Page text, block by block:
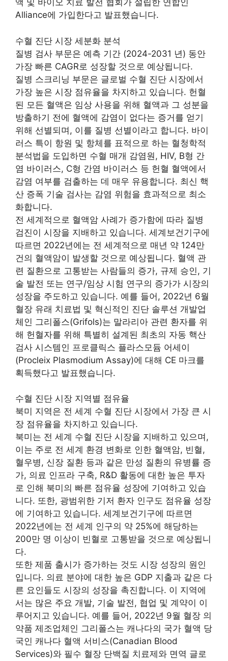
액 및 바이오 치료 발전 협회가 설립한 연합인
Alliance에 가입한다고 발표했습니다.
수혈 진단 시장 세분화 분석
질병 검사 부문은 예측 기간 (2024-2031 년) 동안
가장 빠른 CAGR로 성장할 것으로 예상됩니다.
질병 스크리닝 부문은 글로벌 수혈 진단 시장에서
가장 높은 시장 점유율을 차지하고 있습니다. 헌혈
된 모든 혈액은 임상 사용을 위해 혈액과 그 성분을
방출하기 전에 혈액에 감염이 없다는 증거를 얻기
위해 선별되며, 이를 질병 선별이라고 합니다. 바이
러스 특이 항원 및 항체를 표적으로 하는 혈청학적
분석법을 도입하면 수혈 매개 감염원, HIV, B형 간
염 바이러스, C형 간염 바이러스 등 헌혈 혈액에서
감염 여부를 검출하는 데 매우 유용합니다. 최신 핵
산 증폭 기술 검사는 감염 위험을 효과적으로 최소
화합니다.
전 세계적으로 혈액암 사례가 증가함에 따라 질병
검진이 시장을 지배하고 있습니다. 세계보건기구에
따르면 2022년에는 전 세계적으로 매년 약 124만
건의 혈액암이 발생할 것으로 예상됩니다. 혈액 관
련 질환으로 고통받는 사람들의 증가, 규제 승인, 기
술 발전 또는 연구/임상 시험 연구의 증가가 시장의
성장을 주도하고 있습니다. 예를 들어, 2022년 6월
혈장 유래 치료법 및 혁신적인 진단 솔루션 개발업
체인 그리폴스(Grifols)는 말라리아 관련 환자를 위
해 헌혈자를 위해 특별히 설계된 최초의 자동 핵산
검사 시스템인 프로클릭스 플라스모듐 어세이
(Procleix Plasmodium Assay)에 대해 CE 마크를
획득했다고 발표했습니다.
수혈 진단 시장 지역별 점유율
북미 지역은 전 세계 수혈 진단 시장에서 가장 큰 시
장 점유율을 차지하고 있습니다.
북미는 전 세계 수혈 진단 시장을 지배하고 있으며,
이는 주로 전 세계 환경 변화로 인한 혈액암, 빈혈,
혈우병, 신장 질환 등과 같은 만성 질환의 유병률 증
가, 의료 인프라 구축, R&D 활동에 대한 높은 투자
로 인해 북미의 빠른 점유율 성장에 기여하고 있습
니다. 또한, 광범위한 기저 환자 인구도 점유율 성장
에 기여하고 있습니다. 세계보건기구에 따르면
2022년에는 전 세계 인구의 약 25%에 해당하는
200만 명 이상이 빈혈로 고통받을 것으로 예상됩니
다.
또한 제품 출시가 증가하는 것도 시장 성장의 원인
입니다. 의료 분야에 대한 높은 GDP 지출과 같은 다
른 요인들도 시장의 성장을 촉진합니다. 이 지역에
서는 많은 주요 개발, 기술 발전, 협업 및 계약이 이
루어지고 있습니다. 예를 들어, 2022년 9월 혈장 의
약품 제조업체인 그리폴스는 캐나다의 국가 혈액 당
국인 캐나다 혈액 서비스(Canadian Blood
Services)와 필수 혈장 단백질 치료제와 면역 글로